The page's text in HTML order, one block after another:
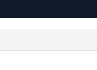
OLAHRAGA